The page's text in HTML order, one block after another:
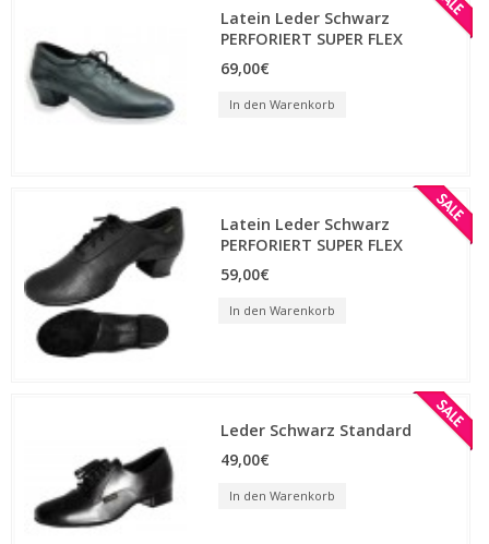
Latein Leder Schwarz
PERFORIERT SUPER FLEX
69,00€
In den Warenkorb
Latein Leder Schwarz
PERFORIERT SUPER FLEX
59,00€
In den Warenkorb
Leder Schwarz Standard
49,00€
In den Warenkorb